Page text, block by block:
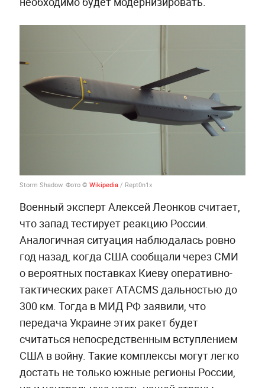
Storm Shadow. Фото © Wikipedia/ Rept0n1x
Военный эксперт Алексей Леонков считает,
что запад тестирует реакцию России.
Аналогичная ситуация наблюдалась ровно
год назад, когда США сообщали через СМИ
о вероятных поставках Киеву оперативно-
тактических ракет ATACMS дальностью до
300 км. Тогда в МИД РФ заявили, что
передача Украине этих ракет будет
считаться непосредственным вступлением
США в войну. Такие комплексы могут легко
достать не только южные регионы России,